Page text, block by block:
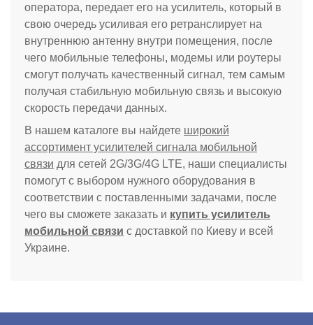
оператора, передает его на усилитель, который в
свою очередь усиливая его ретранслирует на
внутреннюю антенну внутри помещения, после
чего мобильные телефоны, модемы или роутеры
смогут получать качественный сигнал, тем самым
получая стабильную мобильную связь и высокую
скорость передачи данных.
В нашем каталоге вы найдете широкий
ассортимент усилителей сигнала мобильной
связи для сетей 2G/3G/4G LTE, наши специалисты
помогут с выбором нужного оборудования в
соответствии с поставленными задачами, после
чего вы сможете заказать и купить усилитель
мобильной связи с доставкой по Киеву и всей
Украине.